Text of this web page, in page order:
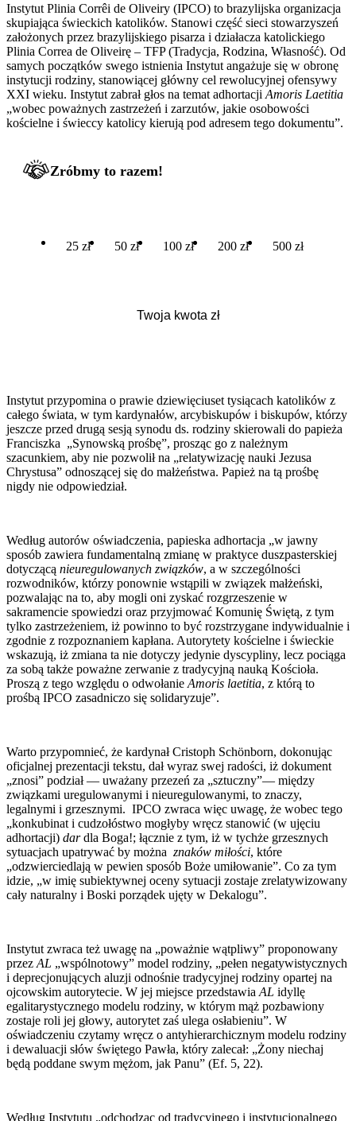
Instytut Plinia Corrêi de Oliveiry (IPCO) to brazylijska organizacja
skupiająca świeckich katolików. Stanowi część sieci stowarzyszeń
założonych przez brazylijskiego pisarza i działacza katolickiego
Plinia Correa de Oliveirę – TFP (Tradycja, Rodzina, Własność). Od
samych początków swego istnienia Instytut angażuje się w obronę
instytucji rodziny, stanowiącej główny cel rewolucyjnej ofensywy
XXI wieku. Instytut zabrał głos na temat adhortacji Amoris Laetitia
„wobec poważnych zastrzeżeń i zarzutów, jakie osobowości
kościelne i świeccy katolicy kierują pod adresem tego dokumentu”.
Zróbmy to razem!
25 zł 50 zł 100 zł 200 zł 500 zł
Instytut przypomina o prawie dziewięciuset tysiącach katolików z
całego świata, w tym kardynałów, arcybiskupów i biskupów, którzy
jeszcze przed drugą sesją synodu ds. rodziny skierowali do papieża
Franciszka „Synowską prośbę”, prosząc go z należnym
szacunkiem, aby nie pozwolił na „relatywizację nauki Jezusa
Chrystusa” odnoszącej się do małżeństwa. Papież na tą prośbę
nigdy nie odpowiedział.
Według autorów oświadczenia, papieska adhortacja „w jawny
sposób zawiera fundamentalną zmianę w praktyce duszpasterskiej
dotyczącą nieuregulowanych związków, a w szczególności
rozwodników, którzy ponownie wstąpili w związek małżeński,
pozwalając na to, aby mogli oni zyskać rozgrzeszenie w
sakramencie spowiedzi oraz przyjmować Komunię Świętą, z tym
tylko zastrzeżeniem, iż powinno to być rozstrzygane indywidualnie i
zgodnie z rozpoznaniem kapłana. Autorytety kościelne i świeckie
wskazują, iż zmiana ta nie dotyczy jedynie dyscypliny, lecz pociąga
za sobą także poważne zerwanie z tradycyjną nauką Kościoła.
Proszą z tego względu o odwołanie Amoris laetitia, z którą to
prośbą IPCO zasadniczo się solidaryzuje”.
Warto przypomnieć, że kardynał Cristoph Schönborn, dokonując
oficjalnej prezentacji tekstu, dał wyraz swej radości, iż dokument
„znosi” podział — uważany przezeń za „sztuczny”— między
związkami uregulowanymi i nieuregulowanymi, to znaczy,
legalnymi i grzesznymi. IPCO zwraca więc uwagę, że wobec tego
„konkubinat i cudzołóstwo mogłyby wręcz stanowić (w ujęciu
adhortacji) dardla Boga!; łącznie z tym, iż w tychże grzesznych
sytuacjach upatrywać by można znaków miłości, które
„odzwierciedlają w pewien sposób Boże umiłowanie”. Co za tym
idzie, „w imię subiektywnej oceny sytuacji zostaje zrelatywizowany
cały naturalny i Boski porządek ujęty w Dekalogu”.
Instytut zwraca też uwagę na „poważnie wątpliwy” proponowany
przez AL „wspólnotowy” model rodziny, „pełen negatywistycznych
i deprecjonujących aluzji odnośnie tradycyjnej rodziny opartej na
ojcowskim autorytecie. W jej miejsce przedstawia AL idyllę
egalitarystycznego modelu rodziny, w którym mąż pozbawiony
zostaje roli jej głowy, autorytet zaś ulega osłabieniu”. W
oświadczeniu czytamy wręcz o antyhierarchicznym modelu rodziny
i dewaluacji słów świętego Pawła, który zalecał: „Żony niechaj
będą poddane swym mężom, jak Panu” (Ef. 5, 22).
Według Instytutu „odchodząc od tradycyjnego i instytucjonalnego